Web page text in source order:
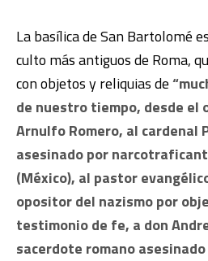
La basílica de San Bartolomé
culto más antiguos de Roma,
con objetos y reliquias de
de nuestro tiempo, desde el
Arnulfo Romero, al cardenal
asesinado por
(México), al pastor
opositor del nazismo por
testimonio de fe, a don
sacerdote romano